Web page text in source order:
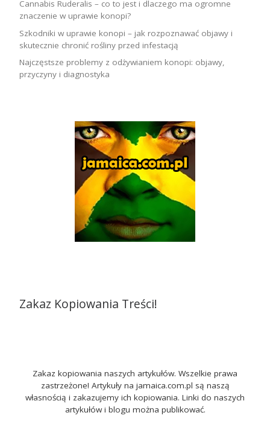
Cannabis Ruderalis – co to jest i dlaczego ma ogromne
znaczenie w uprawie konopi?
Szkodniki w uprawie konopi – jak rozpoznawać objawy i
skutecznie chronić rośliny przed infestacją
Najczęstsze problemy z odżywianiem konopi: objawy,
przyczyny i diagnostyka
Zakaz Kopiowania Treści!
Zakaz kopiowania naszych artykułów. Wszelkie prawa
zastrzeżone! Artykuły na jamaica.com.pl są naszą
własnością i zakazujemy ich kopiowania. Linki do naszych
artykułów i blogu można publikować.